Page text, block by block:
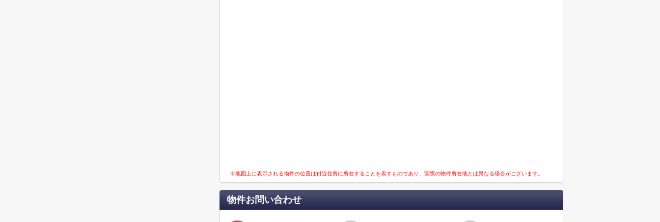
※地図上に表示される物件の位置は付近住所に所在することを表すものであり、実際の物件所在地とは異なる場合がございます。
物件お問い合わせ